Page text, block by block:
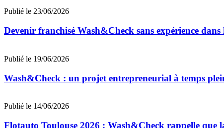
Publié le 23/06/2026
Devenir franchisé Wash&Check sans expérience
Publié le 19/06/2026
Wash&Check : un projet entrepreneurial à temps
Publié le 14/06/2026
Flotauto Toulouse 2026 : Wash&Check rappelle que